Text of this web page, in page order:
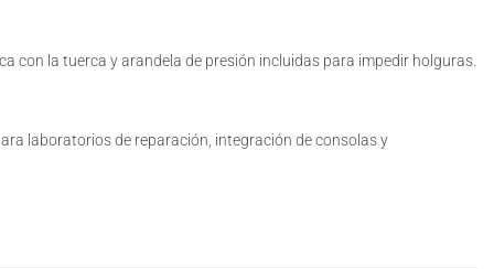
con la tuerca y arandela de presión incluidas para impedir holguras.
laboratorios de reparación, integración de consolas y